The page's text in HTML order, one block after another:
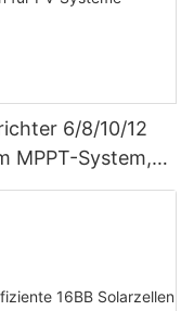
6/8/10/12
MPPT-System,
bis zu 9